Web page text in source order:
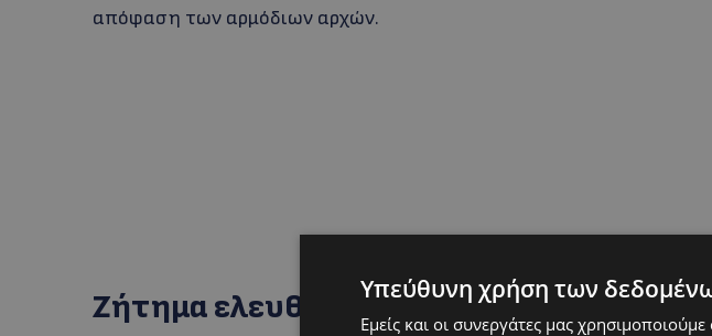
απόφαση των αρμόδιων αρχών.
Ζήτημα ελευθερίας έκφρασης
Υπεύθυνη χρήση των
Εμείς και οι συνεργάτες μας